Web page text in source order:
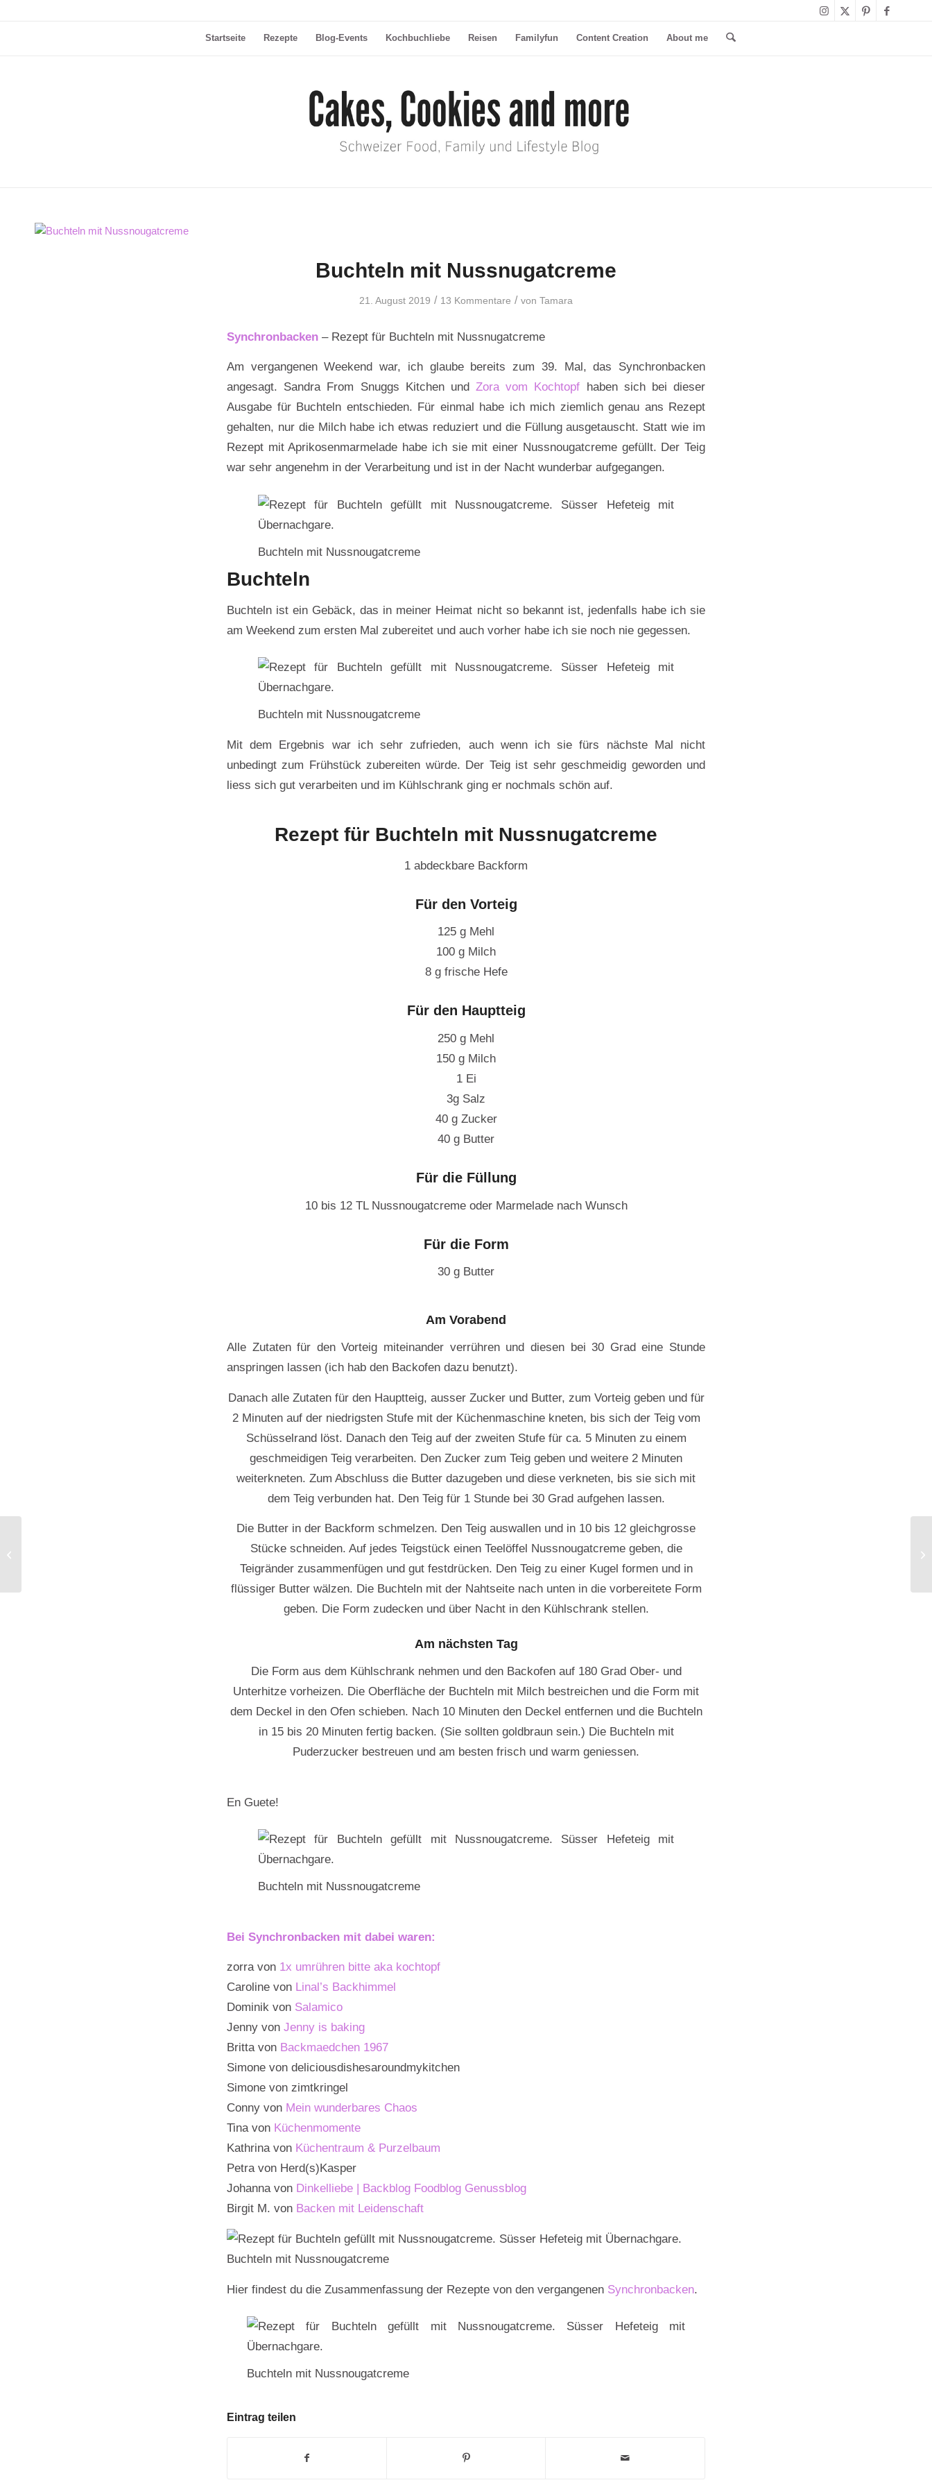
Startseite Rezepte Blog-Events Kochbuchliebe Reisen Familyfun Content Creation About me
Buchteln mit Nussnugatcreme
21. August 2019 / 13 Kommentare / von Tamara
Synchronbacken – Rezept für Buchteln mit Nussnugatcreme
Am vergangenen Weekend war, ich glaube bereits zum 39. Mal, das Synchronbacken
angesagt. Sandra From Snuggs Kitchen und Zora vom Kochtopf haben sich bei dieser
Ausgabe für Buchteln entschieden. Für einmal habe ich mich ziemlich genau ans Rezept
gehalten, nur die Milch habe ich etwas reduziert und die Füllung ausgetauscht. Statt wie im
Rezept mit Aprikosenmarmelade habe ich sie mit einer Nussnougatcreme gefüllt. Der Teig
war sehr angenehm in der Verarbeitung und ist in der Nacht wunderbar aufgegangen.
Buchteln mit Nussnougatcreme
Buchteln
Buchteln ist ein Gebäck, das in meiner Heimat nicht so bekannt ist, jedenfalls habe ich sie
am Weekend zum ersten Mal zubereitet und auch vorher habe ich sie noch nie gegessen.
Buchteln mit Nussnougatcreme
Mit dem Ergebnis war ich sehr zufrieden, auch wenn ich sie fürs nächste Mal nicht
unbedingt zum Frühstück zubereiten würde. Der Teig ist sehr geschmeidig geworden und
liess sich gut verarbeiten und im Kühlschrank ging er nochmals schön auf.
Rezept für Buchteln mit Nussnugatcreme
1 abdeckbare Backform
Für den Vorteig
125 g Mehl
100 g Milch
8 g frische Hefe
Für den Hauptteig
250 g Mehl
150 g Milch
1 Ei
3g Salz
40 g Zucker
40 g Butter
Für die Füllung
10 bis 12 TL Nussnougatcreme oder Marmelade nach Wunsch
Für die Form
30 g Butter
Am Vorabend
Alle Zutaten für den Vorteig miteinander verrühren und diesen bei 30 Grad eine Stunde
anspringen lassen (ich hab den Backofen dazu benutzt).
Danach alle Zutaten für den Hauptteig, ausser Zucker und Butter, zum Vorteig geben und für
2 Minuten auf der niedrigsten Stufe mit der Küchenmaschine kneten, bis sich der Teig vom
Schüsselrand löst. Danach den Teig auf der zweiten Stufe für ca. 5 Minuten zu einem
geschmeidigen Teig verarbeiten. Den Zucker zum Teig geben und weitere 2 Minuten
weiterkneten. Zum Abschluss die Butter dazugeben und diese verkneten, bis sie sich mit
dem Teig verbunden hat. Den Teig für 1 Stunde bei 30 Grad aufgehen lassen.
Die Butter in der Backform schmelzen. Den Teig auswallen und in 10 bis 12 gleichgrosse
Stücke schneiden. Auf jedes Teigstück einen Teelöffel Nussnougatcreme geben, die
Teigränder zusammenfügen und gut festdrücken. Den Teig zu einer Kugel formen und in
flüssiger Butter wälzen. Die Buchteln mit der Nahtseite nach unten in die vorbereitete Form
geben. Die Form zudecken und über Nacht in den Kühlschrank stellen.
Am nächsten Tag
Die Form aus dem Kühlschrank nehmen und den Backofen auf 180 Grad Ober- und
Unterhitze vorheizen. Die Oberfläche der Buchteln mit Milch bestreichen und die Form mit
dem Deckel in den Ofen schieben. Nach 10 Minuten den Deckel entfernen und die Buchteln
in 15 bis 20 Minuten fertig backen. (Sie sollten goldbraun sein.) Die Buchteln mit
Puderzucker bestreuen und am besten frisch und warm geniessen.
En Guete!
Buchteln mit Nussnougatcreme
Bei Synchronbacken mit dabei waren:
zorra von 1x umrühren bitte aka kochtopf
Caroline von Linal’s Backhimmel
Dominik von Salamico
Jenny von Jenny is baking
Britta von Backmaedchen 1967
Simone von deliciousdishesaroundmykitchen
Simone von zimtkringel
Conny von Mein wunderbares Chaos
Tina von Küchenmomente
Kathrina von Küchentraum & Purzelbaum
Petra von Herd(s)Kasper
Johanna von Dinkelliebe | Backblog Foodblog Genussblog
Birgit M. von Backen mit Leidenschaft
Buchteln mit Nussnougatcreme
Hier findest du die Zusammenfassung der Rezepte von den vergangenen Synchronbacken.
Buchteln mit Nussnougatcreme
Eintrag teilen